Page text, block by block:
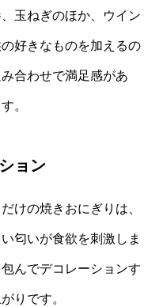
玉ねぎのほか、ウイン
好きなものを加えるの
合わせで満足感があ
。
ョン
けの焼きおにぎりは、
匂いが食欲を刺激しま
んでデコレーションす
りです。